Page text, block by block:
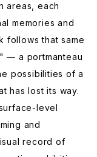
areas, each
memories and
follows that same
— a portmanteau
possibilities of a
has lost its way.
level
and
record of